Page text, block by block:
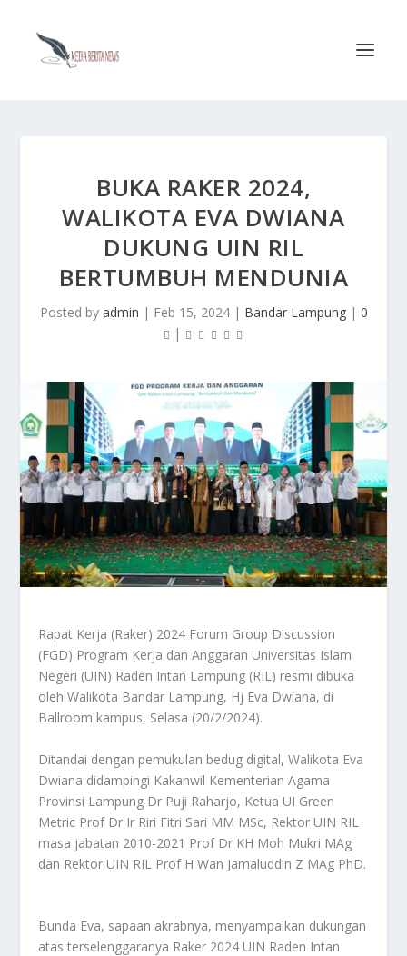
BUKA RAKER 2024,
WALIKOTA EVA DWIANA
DUKUNG UIN RIL
BERTUMBUH MENDUNIA
Posted by admin | Feb 15, 2024| Bandar Lampung| 0
|
Rapat Kerja (Raker) 2024 Forum Group Discussion
(FGD) Program Kerja dan Anggaran Universitas Islam
Negeri (UIN) Raden Intan Lampung (RIL) resmi dibuka
oleh Walikota Bandar Lampung, Hj Eva Dwiana, di
Ballroom kampus, Selasa (20/2/2024).
Ditandai dengan pemukulan bedug digital, Walikota Eva
Dwiana didampingi Kakanwil Kementerian Agama
Provinsi Lampung Dr Puji Raharjo, Ketua UI Green
Metric Prof Dr Ir Riri Fitri Sari MM MSc, Rektor UIN RIL
masa jabatan 2010-2021 Prof Dr KH Moh Mukri MAg
dan Rektor UIN RIL Prof H Wan Jamaluddin Z MAg PhD.
Bunda Eva, sapaan akrabnya, menyampaikan dukungan
atas terselenggaranya Raker 2024 UIN Raden Intan